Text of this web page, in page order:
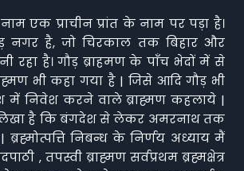
एक प्राचीन प्रांत के नाम पर पड़ा है।
नगर है, जो चिरकाल तक बिहार और
रहा है। गौड़ ब्राहमण के पाँच भेदों में से
भी कहा गया है | जिसे आदि गौड़ भी
में निवेश करने वाले ब्राह्मण कहलाये |
है कि बंगदेश से लेकर अमरनाथ तक
निबन्ध के निर्णय अध्याय मैं
, तपस्वी ब्राह्मण सर्वप्रथम ब्रह्मक्षेत्र